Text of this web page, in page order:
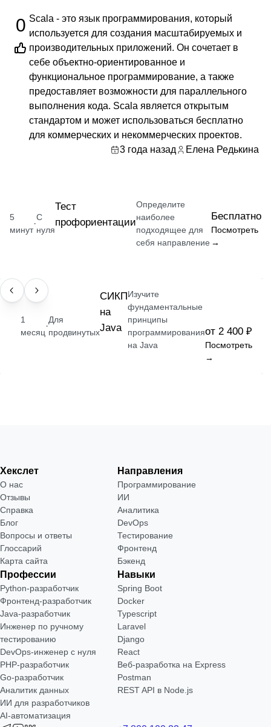
0 Scala - это язык программирования, который
используется для создания масштабируемых и
производительных приложений. Он сочетает в
себе объектно-ориентированное и
функциональное программирование, а также
предоставляет возможности для параллельного
выполнения кода. Scala является открытым
стандартом и может использоваться бесплатно
для коммерческих и некоммерческих проектов.
3 года назад
Елена Редькина
5
минут
·
С
нуля
Тест
профориентации
Определите
наиболее
подходящее для
себя направление
Бесплатно
Посмотреть
→
НАВЫК
1
месяц
·
Для
продвинутых
СИКП
на
Java
Изучите
фундаментальные
принципы
программирования
на Java
от 2 400 ₽
Посмотреть
→
Хекслет
О нас
Отзывы
Справка
Блог
Вопросы и ответы
Глоссарий
Карта сайта
Направления
Программирование
ИИ
Аналитика
DevOps
Тестирование
Фронтенд
Бэкенд
Профессии
Python-разработчик
Фронтенд-разработчик
Java-разработчик
Инженер по ручному
тестированию
DevOps-инженер с нуля
РНР-разработчик
Go-разработчик
Аналитик данных
ИИ для разработчиков
AI-автоматизация
Навыки
Spring Boot
Docker
Typescript
Laravel
Django
React
Веб-разработка на Express
Postman
REST API в Node.js